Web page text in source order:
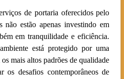
de portaria oferecidos pelo
não estão apenas investindo em
em tranquilidade e eficiência.
está protegido por uma
mais altos padrões de qualidade
os desafios contemporâneos de